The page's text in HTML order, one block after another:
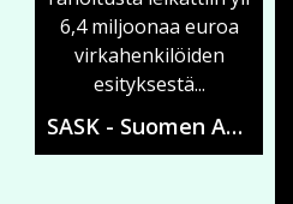
6,4 miljoonaa euroa
virkahenkilöiden
esityksestä...
SASK - Suomen Ammattiliittojen Solidaarisuuskeskus